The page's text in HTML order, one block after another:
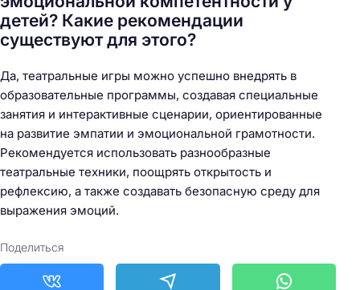
детей? Какие рекомендации
существуют для этого?
Да, театральные игры можно успешно внедрять в
образовательные программы, создавая специальные
занятия и интерактивные сценарии, ориентированные
на развитие эмпатии и эмоциональной грамотности.
Рекомендуется использовать разнообразные
театральные техники, поощрять открытость и
рефлексию, а также создавать безопасную среду для
выражения эмоций.
Поделиться